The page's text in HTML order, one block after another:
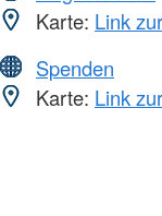
Karte: Link
Spenden
Karte: Link